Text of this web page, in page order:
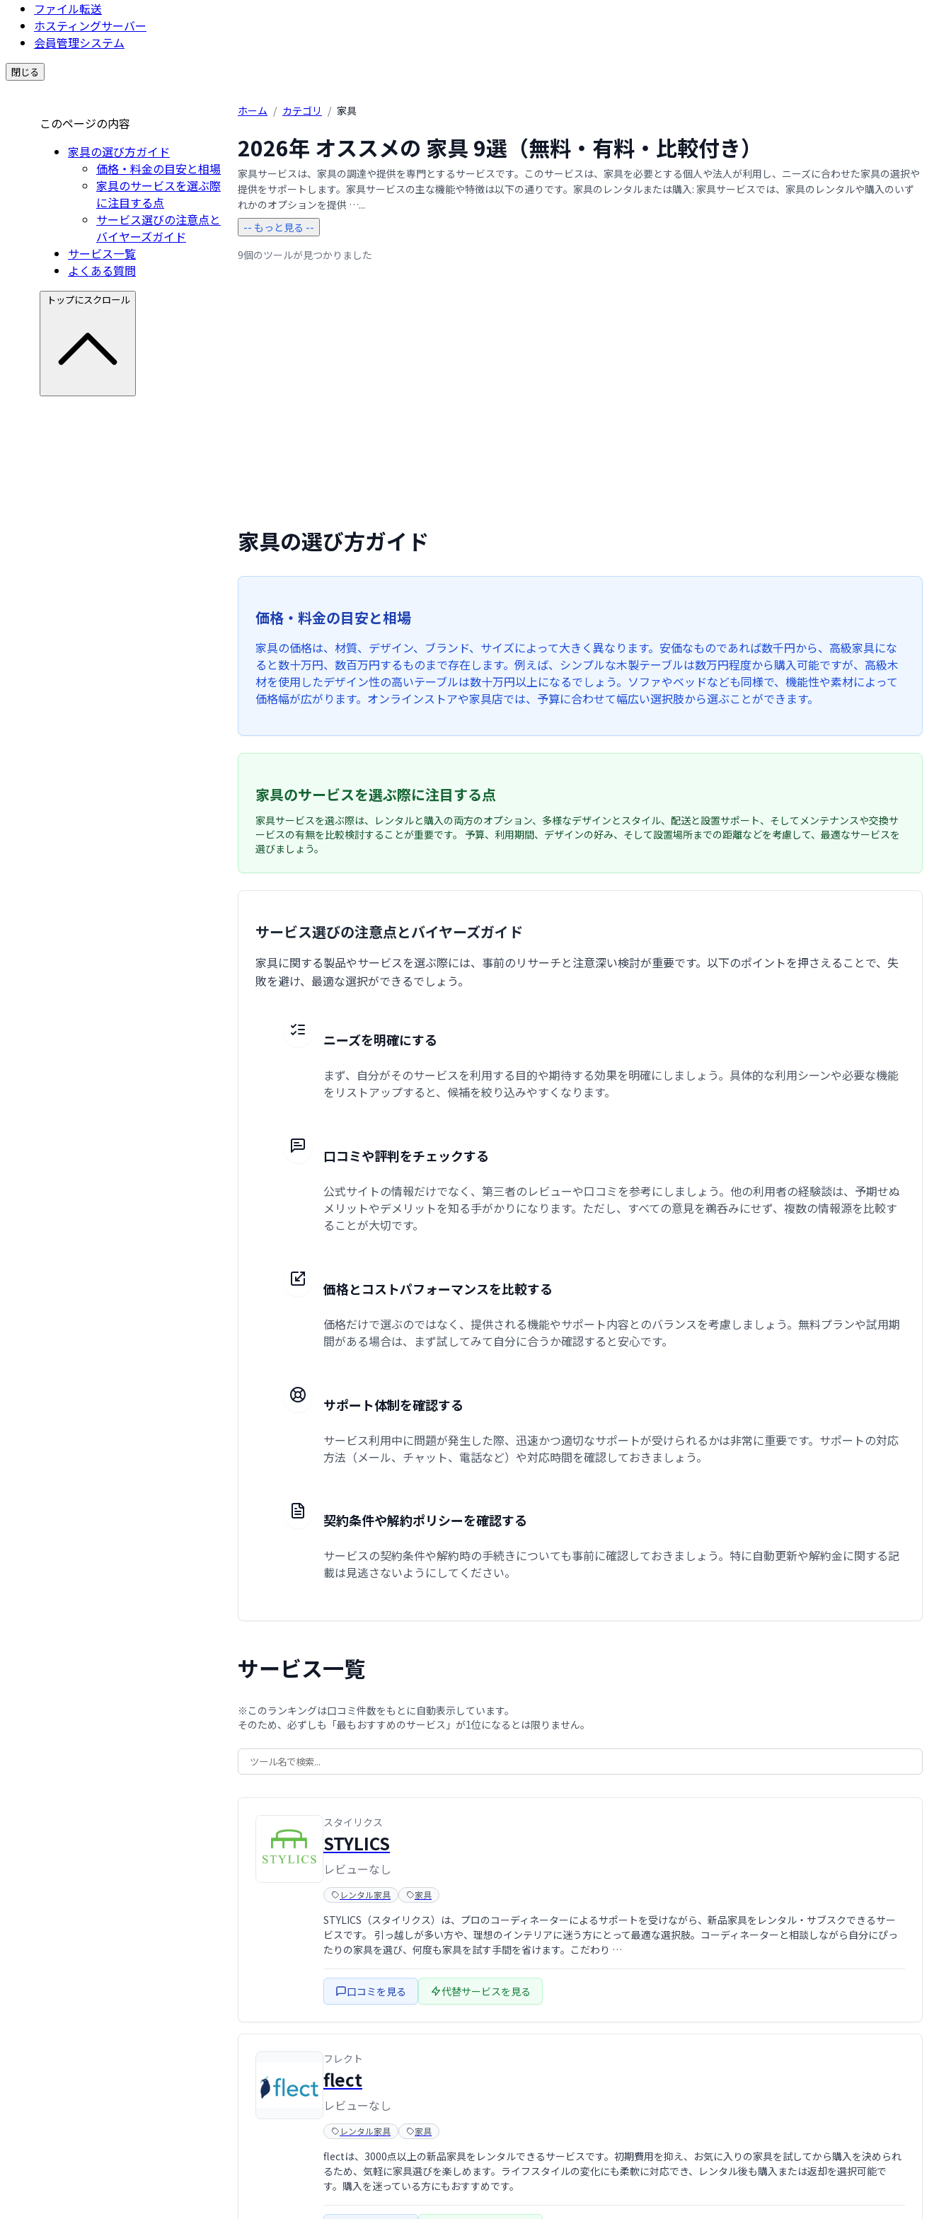
ファイル転送
ホスティングサーバー
会員管理システム
閉じる
このページの内容
家具の選び方ガイド
価格・料金の目安と相場
家具のサービスを選ぶ際
に注目する点
サービス選びの注意点と
バイヤーズガイド
サービス一覧
よくある質問
トップにスクロール
ホーム / カテゴリ / 家具
2026年 オススメの 家具 9選（無料・有料・比較付き）
家具サービスは、家具の調達や提供を専門とするサービスです。このサービスは、家具を必要とする個人や法人が利用し、ニーズに合わせた家具の選択や
提供をサポートします。家具サービスの主な機能や特徴は以下の通りです。家具のレンタルまたは購入: 家具サービスでは、家具のレンタルや購入のいず
れかのオプションを提供 …...
-- もっと見る --
9個のツールが見つかりました
家具の選び方ガイド
価格・料金の目安と相場
家具の価格は、材質、デザイン、ブランド、サイズによって大きく異なります。安価なものであれば数千円から、高級家具にな
ると数十万円、数百万円するものまで存在します。例えば、シンプルな木製テーブルは数万円程度から購入可能ですが、高級木
材を使用したデザイン性の高いテーブルは数十万円以上になるでしょう。ソファやベッドなども同様で、機能性や素材によって
価格幅が広がります。オンラインストアや家具店では、予算に合わせて幅広い選択肢から選ぶことができます。
家具のサービスを選ぶ際に注目する点
家具サービスを選ぶ際は、レンタルと購入の両方のオプション、多様なデザインとスタイル、配送と設置サポート、そしてメンテナンスや交換サ
ービスの有無を比較検討することが重要です。 予算、利用期間、デザインの好み、そして設置場所までの距離などを考慮して、最適なサービスを
選びましょう。
サービス選びの注意点とバイヤーズガイド
家具に関する製品やサービスを選ぶ際には、事前のリサーチと注意深い検討が重要です。以下のポイントを押さえることで、失
敗を避け、最適な選択ができるでしょう。
ニーズを明確にする
まず、自分がそのサービスを利用する目的や期待する効果を明確にしましょう。具体的な利用シーンや必要な機能
をリストアップすると、候補を絞り込みやすくなります。
口コミや評判をチェックする
公式サイトの情報だけでなく、第三者のレビューや口コミを参考にしましょう。他の利用者の経験談は、予期せぬ
メリットやデメリットを知る手がかりになります。ただし、すべての意見を鵜呑みにせず、複数の情報源を比較す
ることが大切です。
価格とコストパフォーマンスを比較する
価格だけで選ぶのではなく、提供される機能やサポート内容とのバランスを考慮しましょう。無料プランや試用期
間がある場合は、まず試してみて自分に合うか確認すると安心です。
サポート体制を確認する
サービス利用中に問題が発生した際、迅速かつ適切なサポートが受けられるかは非常に重要です。サポートの対応
方法（メール、チャット、電話など）や対応時間を確認しておきましょう。
契約条件や解約ポリシーを確認する
サービスの契約条件や解約時の手続きについても事前に確認しておきましょう。特に自動更新や解約金に関する記
載は見逃さないようにしてください。
サービス一覧
※このランキングは口コミ件数をもとに自動表示しています。
そのため、必ずしも「最もおすすめのサービス」が1位になるとは限りません。
スタイリクス
STYLICS
レビューなし
レンタル家具 家具
STYLICS（スタイリクス）は、プロのコーディネーターによるサポートを受けながら、新品家具をレンタル・サブスクできるサー
ビスです。 引っ越しが多い方や、理想のインテリアに迷う方にとって最適な選択肢。コーディネーターと相談しながら自分にぴっ
たりの家具を選び、何度も家具を試す手間を省けます。こだわり …
口コミを見る 代替サービスを見る
フレクト
flect
レビューなし
レンタル家具 家具
flectは、3000点以上の新品家具をレンタルできるサービスです。初期費用を抑え、お気に入りの家具を試してから購入を決められ
るため、気軽に家具選びを楽しめます。ライフスタイルの変化にも柔軟に対応でき、レンタル後も購入または返却を選択可能で
す。購入を迷っている方にもおすすめです。